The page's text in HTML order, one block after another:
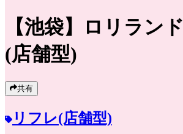
【池袋】 ロリランド
(店舗型)
共有
リフレ(店舗型)